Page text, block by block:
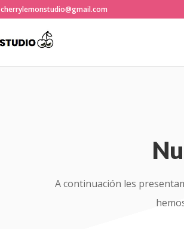
cherrylemonstudio@gmail.com
A continuación les